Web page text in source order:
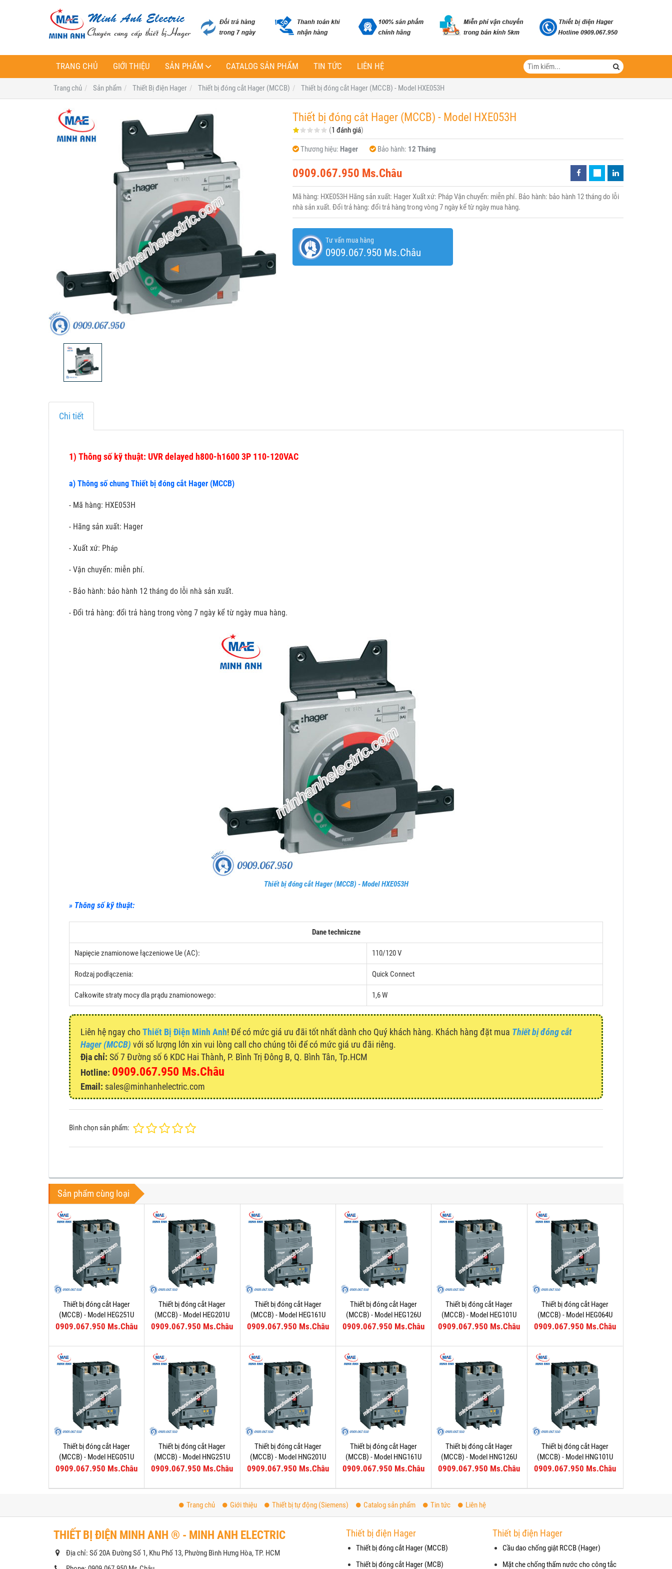
TRANG CHỦ GIỚI THIỆU SẢN PHẨM CATALOG SẢN PHẨM TIN TỨC LIÊN HỆ
Trang chủ Sản phẩm Thiết Bị điện Hager Thiết bị đóng cắt Hager (MCCB) Thiết bị đóng cắt Hager (MCCB) - Model HXE053H
Thiết bị đóng cắt Hager (MCCB) - Model HXE053H
(1 đánh giá)
Thương hiệu: Hager Bảo hành: 12 Tháng
0909.067.950 Ms.Châu
Mã hàng: HXE053H Hãng sản xuất: Hager Xuất xứ: Pháp Vận chuyển: miễn phí. Bảo hành: bảo hành 12 tháng do lỗi
nhà sản xuất. Đổi trả hàng: đổi trả hàng trong vòng 7 ngày kể từ ngày mua hàng.
Tư vấn mua hàng
0909.067.950 Ms.Châu
Chi tiết
1) Thông số kỹ thuật: UVR delayed h800-h1600 3P 110-120VAC
a) Thông số chung Thiết bị đóng cắt Hager (MCCB)
- Mã hàng: HXE053H
- Hãng sản xuất: Hager
- Xuất xứ: Pháp
- Vận chuyển: miễn phí.
- Bảo hành: bảo hành 12 tháng do lỗi nhà sản xuất.
- Đổi trả hàng: đổi trả hàng trong vòng 7 ngày kể từ ngày mua hàng.
Thiết bị đóng cắt Hager (MCCB) - Model HXE053H
» Thông số kỹ thuật:
Dane techniczne
Napięcie znamionowe łączeniowe Ue (AC): 110/120 V
Rodzaj podłączenia: Quick Connect
Całkowite straty mocy dla prądu znamionowego: 1,6 W
Liên hệ ngay choThiết Bị Điện Minh Anh! Để có mức giá ưu đãi tốt nhất dành cho Quý khách hàng. Khách hàng đặt mua Thiết bị đóng cắt
Hager (MCCB) với số lượng lớn xin vui lòng call cho chúng tôi để có mức giá ưu đãi riêng.
Địa chỉ: Số 7 Đường số 6 KDC Hai Thành, P. Bình Trị Đông B, Q. Bình Tân, Tp.HCM
Hotline: 0909.067.950 Ms.Châu
Email: sales@minhanhelectric.com
Bình chọn sản phẩm:
Sản phẩm cùng loại
Thiết bị đóng cắt Hager
(MCCB) - Model HEG251U
0909.067.950 Ms.Châu
Thiết bị đóng cắt Hager
(MCCB) - Model HEG201U
0909.067.950 Ms.Châu
Thiết bị đóng cắt Hager
(MCCB) - Model HEG161U
0909.067.950 Ms.Châu
Thiết bị đóng cắt Hager
(MCCB) - Model HEG126U
0909.067.950 Ms.Châu
Thiết bị đóng cắt Hager
(MCCB) - Model HEG101U
0909.067.950 Ms.Châu
Thiết bị đóng cắt Hager
(MCCB) - Model HEG064U
0909.067.950 Ms.Châu
Thiết bị đóng cắt Hager
(MCCB) - Model HEG051U
0909.067.950 Ms.Châu
Thiết bị đóng cắt Hager
(MCCB) - Model HNG251U
0909.067.950 Ms.Châu
Thiết bị đóng cắt Hager
(MCCB) - Model HNG201U
0909.067.950 Ms.Châu
Thiết bị đóng cắt Hager
(MCCB) - Model HNG161U
0909.067.950 Ms.Châu
Thiết bị đóng cắt Hager
(MCCB) - Model HNG126U
0909.067.950 Ms.Châu
Thiết bị đóng cắt Hager
(MCCB) - Model HNG101U
0909.067.950 Ms.Châu
Trang chủ Giới thiệu Thiết bị tự động (Siemens) Catalog sản phẩm Tin tức Liên hệ
THIẾT BỊ ĐIỆN MINH ANH ® - MINH ANH ELECTRIC
Địa chỉ: Số 20A Đường Số 1, Khu Phố 13, Phường Bình Hưng Hòa, TP. HCM
Thiết bị điện Hager
Thiết bị đóng cắt Hager (MCCB)
Thiết bị đóng cắt Hager (MCB)
Thiết bị điện Hager
Cầu dao chống giật RCCB (Hager)
Mặt che chống thấm nước cho công tắc